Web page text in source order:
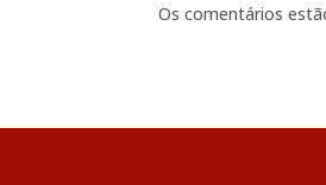
Os comentários